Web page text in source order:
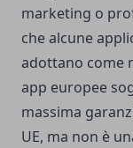
marketing o
che alcune
adottano come
app europee
massima
UE, ma non è